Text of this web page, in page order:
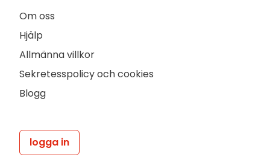
Om oss
Hjälp
Allmänna villkor
Sekretesspolicy och cookies
Blogg
logga in